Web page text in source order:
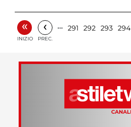
«
INIZIO
‹
PREC.
… 291 292 293 294